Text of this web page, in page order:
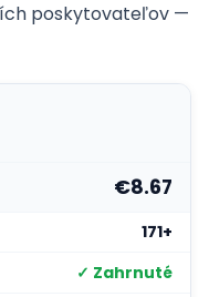
poskytovateľov —
€8.67
171+
✓ Zahrnuté